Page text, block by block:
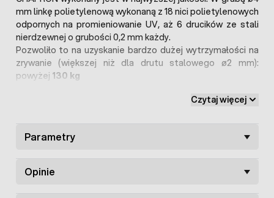
mm linkę polietylenową wykonaną z 18 nici polietylenowych
odpornych na promieniowanie UV, aż 6 drucików ze stali
nierdzewnej o grubości 0,2 mm każdy.
Pozwoliło to na uzyskanie bardzo dużej wytrzymałości na
zrywanie (większej niż dla drutu stalowego ø2 mm):
powyżej 130 kg
Plecionka ze względu na swoje doskonałe parametry
Doskonała przewodność elektryczna, niewielka oporność
długich ogrodzeń elektrycznych
Czytaj więcej
Parametry
Opinie